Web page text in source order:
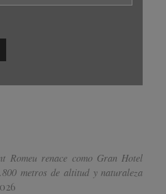
Romeu renace como Gran Hotel
metros de altitud y naturaleza